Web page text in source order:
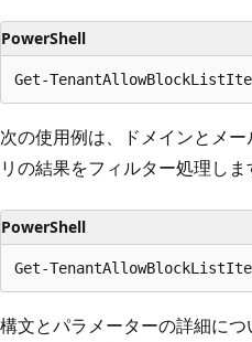
PowerShell
次の使用例は、ドメインとメ
リの結果をフィルター処理しま
PowerShell
構文とパラメーターの詳細につ